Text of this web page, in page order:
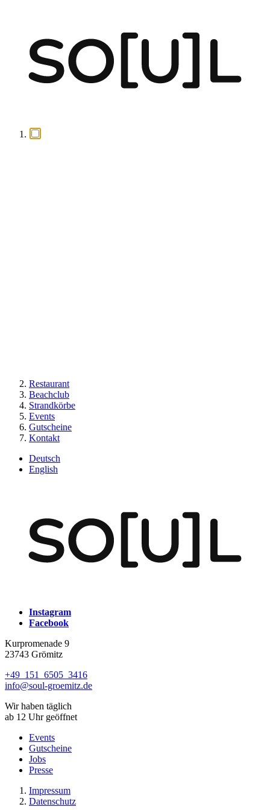
Restaurant
Beachclub
Strandkörbe
Events
Gutscheine
Kontakt
Deutsch
English
Instagram
Facebook
Kurpromenade 9
23743 Grömitz
+49 151 6505 3416
info@soul-groemitz.de
Wir haben täglich
ab 12 Uhr geöffnet
Events
Gutscheine
Jobs
Presse
Impressum
Datenschutz